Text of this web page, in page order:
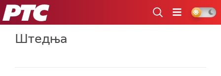
РТС
Штедња